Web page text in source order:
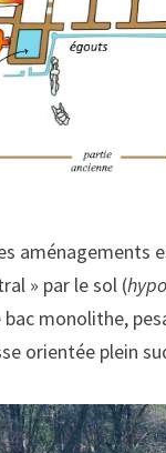
aménagements
» par le sol (
bac monolithe,
orientée plein